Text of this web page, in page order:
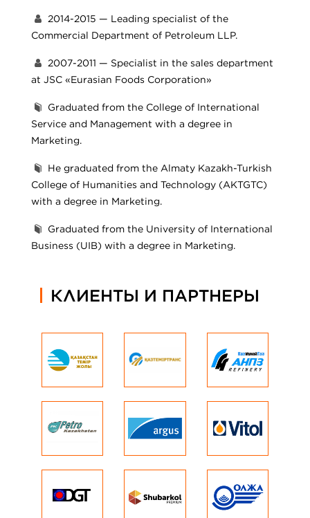
2014-2015 — Leading specialist of the
Commercial Department of Petroleum LLP.
2007-2011 — Specialist in the sales department
at JSC «Eurasian Foods Corporation»
Graduated from the College of International
Service and Management with a degree in
Marketing.
He graduated from the Almaty Kazakh-Turkish
College of Humanities and Technology (AKTGTC)
with a degree in Marketing.
Graduated from the University of International
Business (UIB) with a degree in Marketing.
КЛИЕНТЫ И ПАРТНЕРЫ